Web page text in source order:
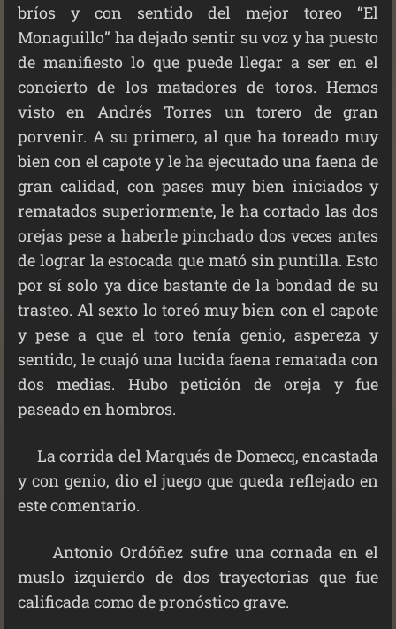
bríos y con sentido del mejor toreo “El
Monaguillo” ha dejado sentir su voz y ha puesto
de manifiesto lo que puede llegar a ser en el
concierto de los matadores de toros. Hemos
visto en Andrés Torres un torero de gran
porvenir. A su primero, al que ha toreado muy
bien con el capote y le ha ejecutado una faena de
gran calidad, con pases muy bien iniciados y
rematados superiormente, le ha cortado las dos
orejas pese a haberle pinchado dos veces antes
de lograr la estocada que mató sin puntilla. Esto
por sí solo ya dice bastante de la bondad de su
trasteo. Al sexto lo toreó muy bien con el capote
y pese a que el toro tenía genio, aspereza y
sentido, le cuajó una lucida faena rematada con
dos medias. Hubo petición de oreja y fue
paseado en hombros.
La corrida del Marqués de Domecq, encastada
y con genio, dio el juego que queda reflejado en
este comentario.
Antonio Ordóñez sufre una cornada en el
muslo izquierdo de dos trayectorias que fue
calificada como de pronóstico grave.